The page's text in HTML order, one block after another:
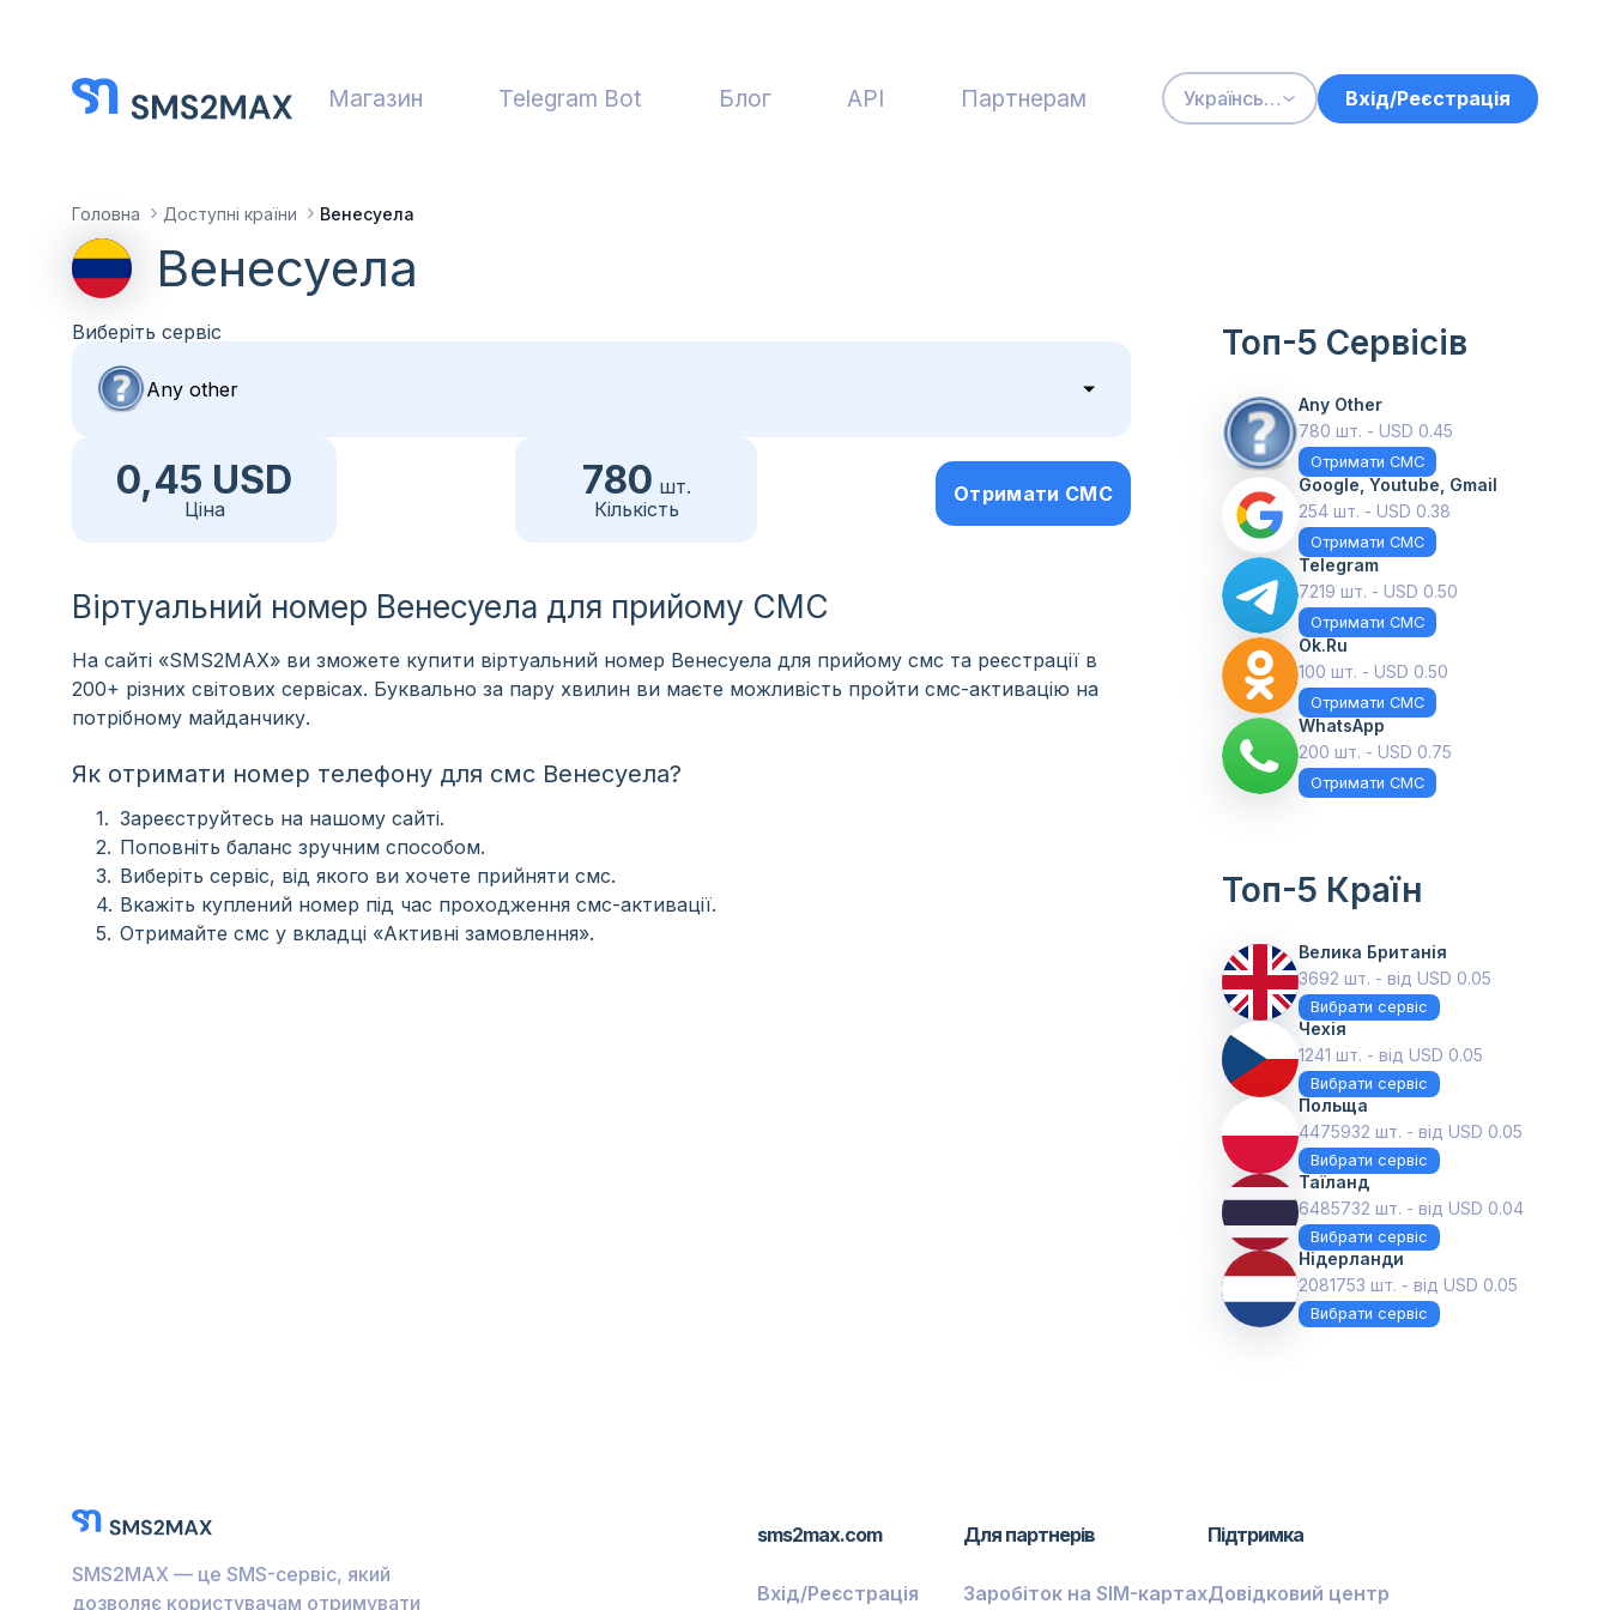
Магазин Telegram Bot Блог API Партнерам Українська Вхід/Реєстрація
Головна Доступні країни Венесуела
Венесуела
Виберіть сервіс
0,45 USD
Ціна
780 шт.
Кількість
Отримати СМС
Віртуальний номер Венесуела для прийому СМС
На сайті «SMS2MAX» ви зможете купити віртуальний номер Венесуела для прийому смс та реєстрації в
200+ різних світових сервісах. Буквально за пару хвилин ви маєте можливість пройти смс-активацію на
потрібному майданчику.
Як отримати номер телефону для смс Венесуела?
Зареєструйтесь на нашому сайті.
Поповніть баланс зручним способом.
Виберіть сервіс, від якого ви хочете прийняти смс.
Вкажіть куплений номер під час проходження смс-активації.
Отримайте смс у вкладці «Активні замовлення».
Топ-5 Сервісів
Any Other
780 шт. - USD 0.45
Отримати СМС
Google, Youtube, Gmail
254 шт. - USD 0.38
Отримати СМС
Telegram
7219 шт. - USD 0.50
Отримати СМС
Ok.ru
100 шт. - USD 0.50
Отримати СМС
WhatsApp
200 шт. - USD 0.75
Отримати СМС
Топ-5 Країн
Велика Британія
3692 шт. - від USD 0.05
Вибрати сервіс
Чехія
1241 шт. - від USD 0.05
Вибрати сервіс
Польща
4475932 шт. - від USD 0.05
Вибрати сервіс
Таїланд
6485732 шт. - від USD 0.04
Вибрати сервіс
Нідерланди
2081753 шт. - від USD 0.05
Вибрати сервіс
SMS2MAX — це SMS-сервіс, який
дозволяє користувачам отримувати
sms2max.com
Вхід/Реєстрація
Для партнерів
Заробіток на SIM-картах
Підтримка
Довідковий центр